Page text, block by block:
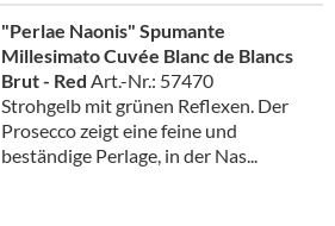
"Perlae Naonis" Spumante
Millesimato Cuvée Blanc de Blancs
Brut - Red Art.-Nr.: 57470
Strohgelb mit grünen Reflexen. Der
Prosecco zeigt eine feine und
beständige Perlage, in der Nas...